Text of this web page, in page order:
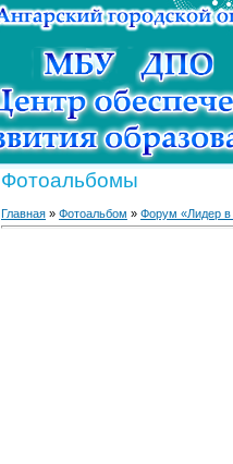
Фотоальбомы
Главная » Фотоальбом » Форум «Лидер в